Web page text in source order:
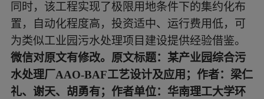
同时，该工程实现了极限用地条件下的集约化布
置，自动化程度高，投资适中、运行费用低，可
为类似工业园污水处理项目建设提供经验借鉴。
微信对原文有修改。原文标题：某产业园综合污
水处理厂 AAO-BAF工艺设计及应用；作者：梁仁
礼、谢天、胡勇有；作者单位：华南理工大学环